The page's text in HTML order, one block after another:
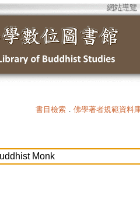
網站導覽
書目檢索 ． 佛學著者規範資料